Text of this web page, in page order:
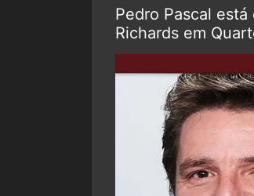
Pedro Pascal
Richards em